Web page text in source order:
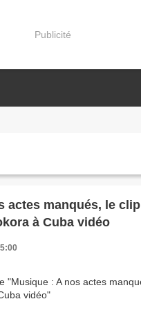
Publicité
actes manqués, le clip
à Cuba vidéo